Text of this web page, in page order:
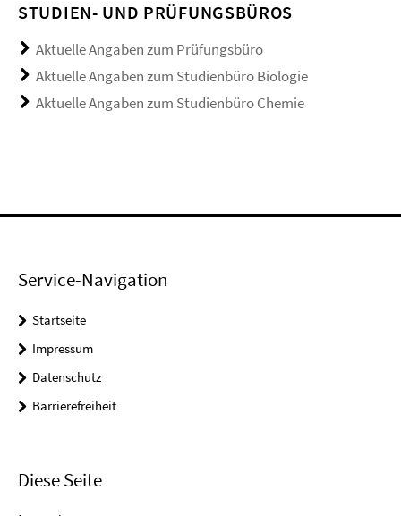
TUDIEN- UND PRÜFUNGSBÜROS
Aktuelle Angaben zum Prüfungsbüro
Aktuelle Angaben zum Studienbüro Biologie
Aktuelle Angaben zum Studienbüro Chemie
Service-Navigation
Startseite
Impressum
Datenschutz
Barrierefreiheit
Diese Seite